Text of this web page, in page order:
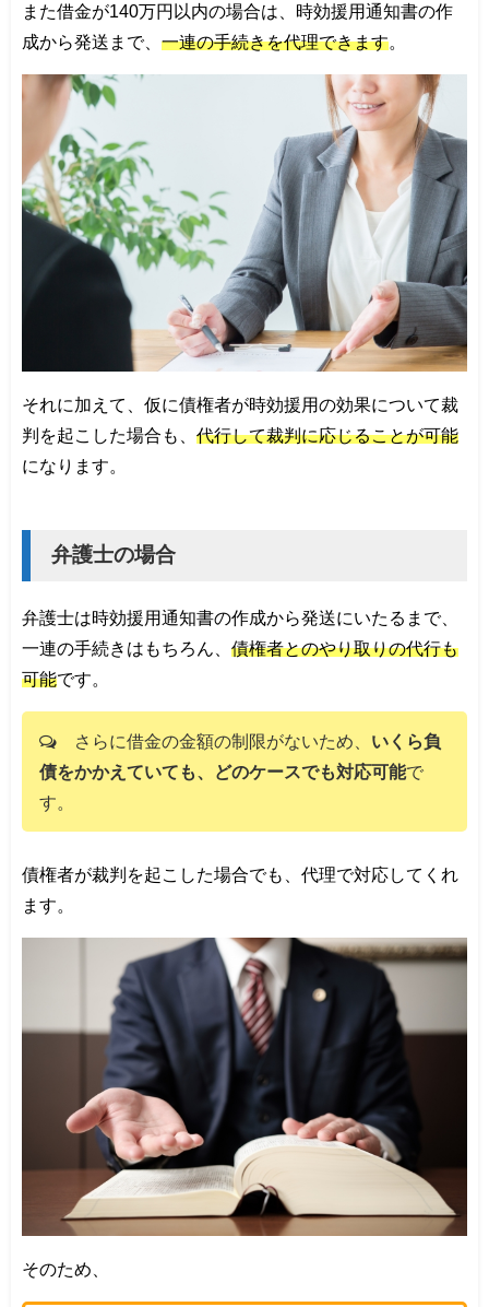
また借金が140万円以内の場合は、時効援用通知書の作
成から発送まで、 一連の手続きを代理できます
それに加えて、仮に債権者が時効援用の効果について裁
判を起こした場合も、 代行して裁判に応じることが可能
になります。
弁護士の場合
弁護士は時効援用通知書の作成から発送にいたるまで、
一連の手続きはもちろん、 債権者とのやり取りの代行も
可能です。
さらに借金の金額の制限がないため、 いくら負
債をかかえていても、どのケースでも対応可能で
す。
債権者が裁判を起こした場合でも、代理で対応してくれ
ます。
そのため、